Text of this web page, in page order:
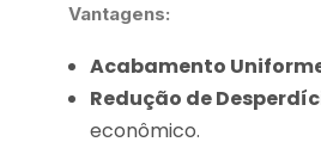
Vantagens:
Acabamento
Redução de
econômico.